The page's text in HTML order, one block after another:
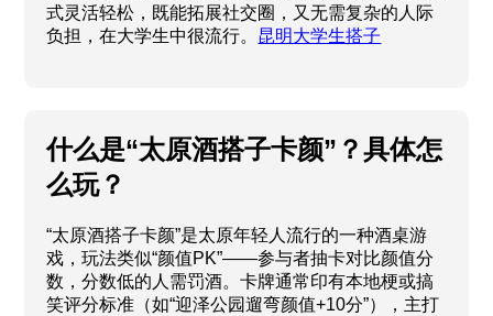
式灵活轻松，既能拓展社交圈，又无需复杂的人际
负担，在大学生中很流行。 昆明大学生搭子
什么是“太原酒搭子卡颜”？具体怎
么玩？
“太原酒搭子卡颜”是太原年轻人流行的一种酒桌游
戏，玩法类似“颜值PK”——参与者抽卡对比颜值分
数，分数低的人需罚酒。卡牌通常印有本地梗或搞
笑评分标准（如“迎泽公园遛弯颜值+10分”），主打